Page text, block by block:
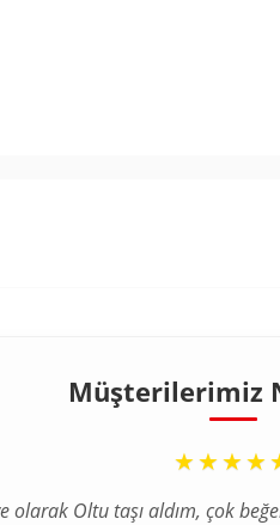
Müşterilerimiz
“
olarak Oltu taşı aldım, çok